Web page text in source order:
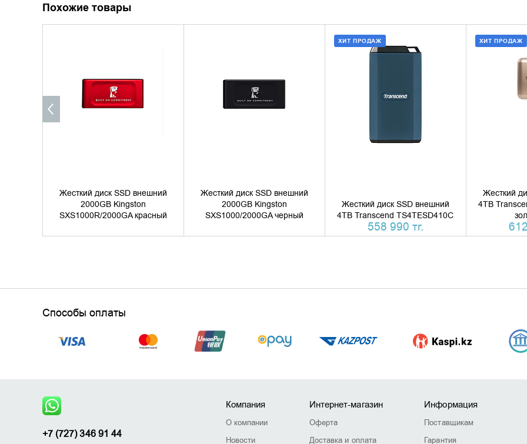
Похожие товары
Жесткий диск SSD внешний
2000GB Kingston
SXS1000R/2000GA красный
Жесткий диск SSD внешний
2000GB Kingston
SXS1000/2000GA черный
Жесткий диск SSD внешний
4TB Transcend TS4TESD410C
558 990 тг.
ХИТ ПРОДАЖ
Жесткий
4TB
ХИТ ПРОДАЖ
Способы оплаты
+7 (727) 346 91 44
Компания
О компании
Новости
Интернет-магазин
Оферта
Доставка и оплата
Информация
Поставщикам
Гарантия